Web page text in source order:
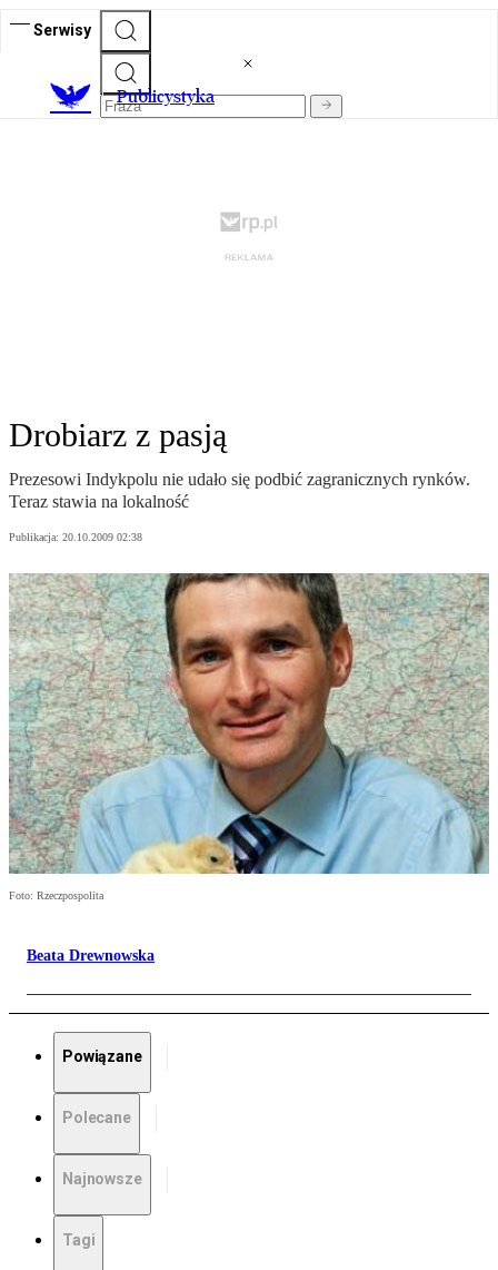
Serwisy
Publicystyka
Drobiarz z pasją
Prezesowi Indykpolu nie udało się podbić zagranicznych rynków.
Teraz stawia na lokalność
Publikacja: 20.10.2009 02:38
Foto: Rzeczpospolita
Beata Drewnowska
Powiązane
Polecane
Najnowsze
Tagi